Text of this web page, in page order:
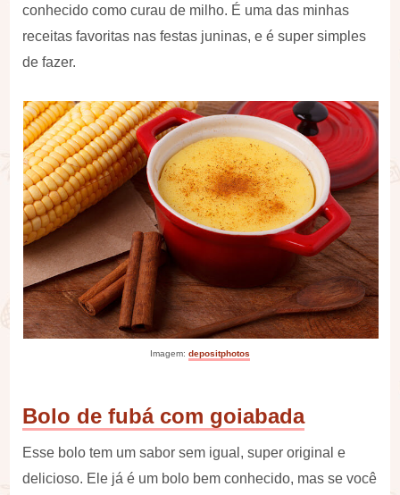
conhecido como curau de milho. É uma das minhas
receitas favoritas nas festas juninas, e é super simples
de fazer.
Imagem: depositphotos
Bolo de fubá com goiabada
Esse bolo tem um sabor sem igual, super original e
delicioso. Ele já é um bolo bem conhecido, mas se você